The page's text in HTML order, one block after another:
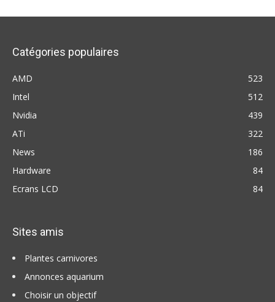
Catégories populaires
AMD
523
Intel
512
Nvidia
439
ATi
322
News
186
Hardware
84
Ecrans LCD
84
Sites amis
Plantes carnivores
Annonces aquarium
Choisir un objectif